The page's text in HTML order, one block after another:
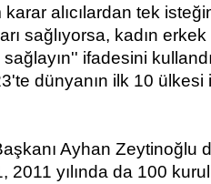
alıcılardan tek
sağlıyorsa, kadın
ifadesini
dünyanın ilk 10 ülkesi
Ayhan Zeytinoğlu
yılında da 100